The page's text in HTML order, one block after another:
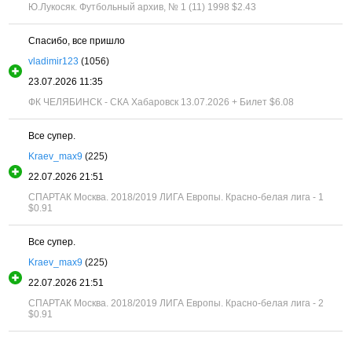
Ю.Лукосяк. Футбольный архив, № 1 (11) 1998 $2.43
Спасибо, все пришло
vladimir123 (1056)
23.07.2026 11:35
ФК ЧЕЛЯБИНСК - СКА Хабаровск 13.07.2026 + Билет $6.08
Все супер.
Kraev_max9 (225)
22.07.2026 21:51
СПАРТАК Москва. 2018/2019 ЛИГА Европы. Красно-белая лига - 1
$0.91
Все супер.
Kraev_max9 (225)
22.07.2026 21:51
СПАРТАК Москва. 2018/2019 ЛИГА Европы. Красно-белая лига - 2
$0.91